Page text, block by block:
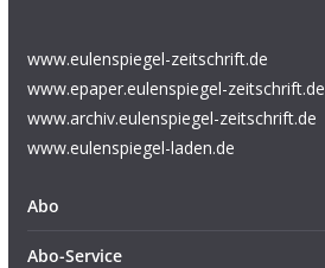
www.eulenspiegel-zeitschrift.de
www.epaper.eulenspiegel-zeitschrift.de
www.archiv.eulenspiegel-zeitschrift.de
www.eulenspiegel-laden.de
Abo
Abo-Service